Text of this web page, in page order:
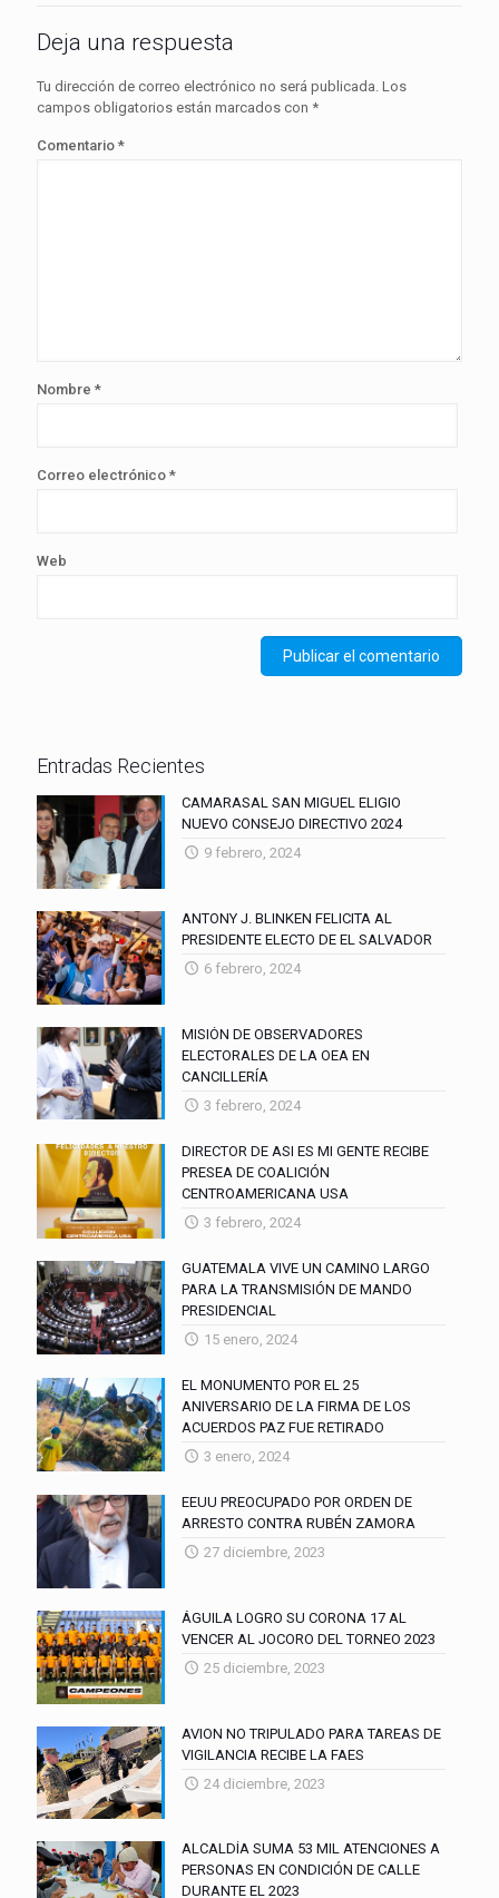
Deja una respuesta
Tu dirección de correo electrónico no será publicada. Los
campos obligatorios están marcados con *
Comentario *
Nombre *
Correo electrónico *
Web
Entradas Recientes
CAMARASAL SAN MIGUEL ELIGIO
NUEVO CONSEJO DIRECTIVO 2024
9 febrero, 2024
ANTONY J. BLINKEN FELICITA AL
PRESIDENTE ELECTO DE EL SALVADOR
6 febrero, 2024
MISIÓN DE OBSERVADORES
ELECTORALES DE LA OEA EN
CANCILLERÍA
3 febrero, 2024
DIRECTOR DE ASI ES MI GENTE RECIBE
PRESEA DE COALICIÓN
CENTROAMERICANA USA
3 febrero, 2024
GUATEMALA VIVE UN CAMINO LARGO
PARA LA TRANSMISIÓN DE MANDO
PRESIDENCIAL
15 enero, 2024
EL MONUMENTO POR EL 25
ANIVERSARIO DE LA FIRMA DE LOS
ACUERDOS PAZ FUE RETIRADO
3 enero, 2024
EEUU PREOCUPADO POR ORDEN DE
ARRESTO CONTRA RUBÉN ZAMORA
27 diciembre, 2023
ÁGUILA LOGRO SU CORONA 17 AL
VENCER AL JOCORO DEL TORNEO 2023
25 diciembre, 2023
AVION NO TRIPULADO PARA TAREAS DE
VIGILANCIA RECIBE LA FAES
24 diciembre, 2023
ALCALDÍA SUMA 53 MIL ATENCIONES A
PERSONAS EN CONDICIÓN DE CALLE
DURANTE EL 2023